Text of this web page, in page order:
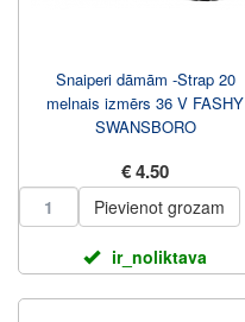
Snaiperi dāmām -Strap 20
melnais izmērs 36 V FASHY
SWANSBORO
€ 4.50
Pievienot grozam
ir_noliktava